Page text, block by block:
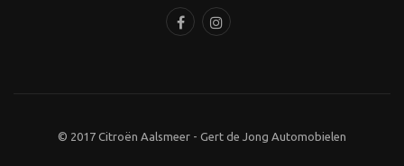
© 2017 Citroën Aalsmeer - Gert de Jong Automobielen